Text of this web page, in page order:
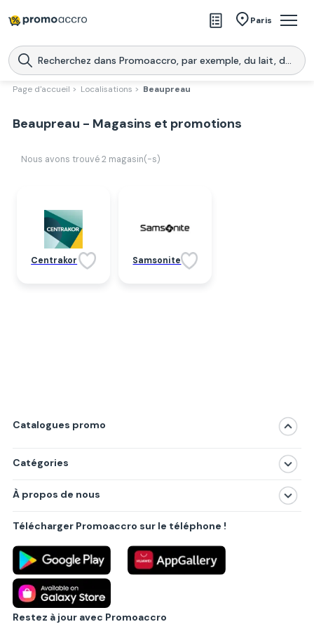
Paris
Magasins
Produits
Promoaccro
l'application
Page d'accueil > Localisations > Beaupreau
Beaupreau - Magasins et promotions
Nous avons trouvé 2 magasin(-s)
Centrakor Samsonite
Catalogues promo
Catégories
Produits
Villes principales
À propos de nous
Politique de confidentialité
Règlements
Partenariat B2B
Blog
Contact
Télécharger Promoaccro sur le téléphone !
Restez à jour avec Promoaccro